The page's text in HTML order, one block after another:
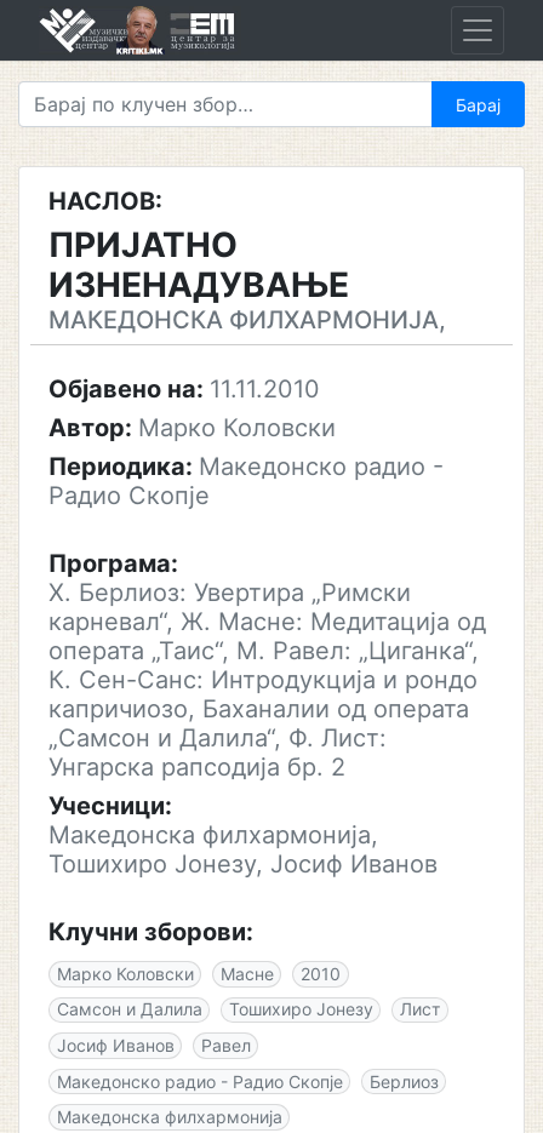
НАСЛОВ:
ПРИЈАТНО
ИЗНЕНАДУВАЊЕ
МАКЕДОНСКА ФИЛХАРМОНИЈА,
Објавено на: 11.11.2010
Автор: Марко Коловски
Периодика: Македонско радио -
Радио Скопје
Програма:
Х. Берлиоз: Увертира „Римски
карневал“, Ж. Масне: Медитација од
операта „Таис“, М. Равел: „Циганка“,
К. Сен-Санс: Интродукција и рондо
капричиозо, Баханалии од операта
„Самсон и Далила“, Ф. Лист:
Унгарска рапсодија бр. 2
Учесници:
Македонска филхармонија,
Тошихиро Јонезу, Јосиф Иванов
Клучни зборови:
Марко Коловски Масне
2010
Самсон и Далила
Тошихиро Јонезу
Лист
Јосиф Иванов
Равел
Македонско радио - Радио Скопје
Берлиоз
Македонскa филхармонија